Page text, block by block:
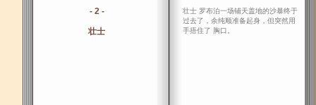
- 2 -
壮士
壮士 罗布泊一场铺天盖地的沙暴终于
过去了，余纯顺准备起身，但突然用
手捂住了 胸口。